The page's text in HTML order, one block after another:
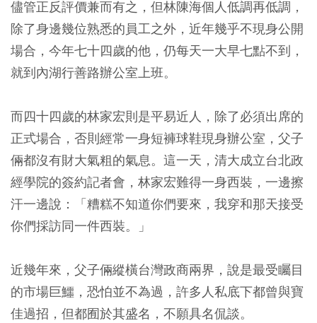
儘管正反評價兼而有之，但林陳海個人低調再低調，
除了身邊幾位熟悉的員工之外，近年幾乎不現身公開
場合，今年七十四歲的他，仍每天一大早七點不到，
就到內湖行善路辦公室上班。
而四十四歲的林家宏則是平易近人，除了必須出席的
正式場合，否則經常一身短褲球鞋現身辦公室，父子
倆都沒有財大氣粗的氣息。這一天，清大成立台北政
經學院的簽約記者會，林家宏難得一身西裝，一邊擦
汗一邊說：「糟糕不知道你們要來，我穿和那天接受
你們採訪同一件西裝。」
近幾年來，父子倆縱橫台灣政商兩界，說是最受矚目
的市場巨鱷，恐怕並不為過，許多人私底下都曾與寶
佳過招，但都囿於其盛名，不願具名侃談。